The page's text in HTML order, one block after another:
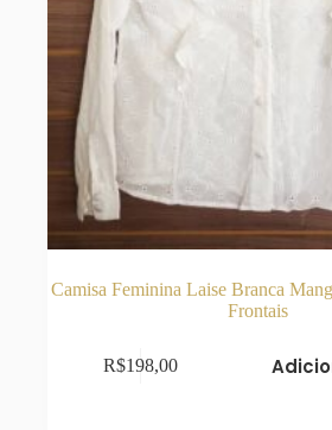
Camisa Feminina Laise Branca
Frontais
R$198,00